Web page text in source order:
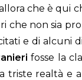
che è qui
che non sia
e di alcuni
fosse la
triste realtà e